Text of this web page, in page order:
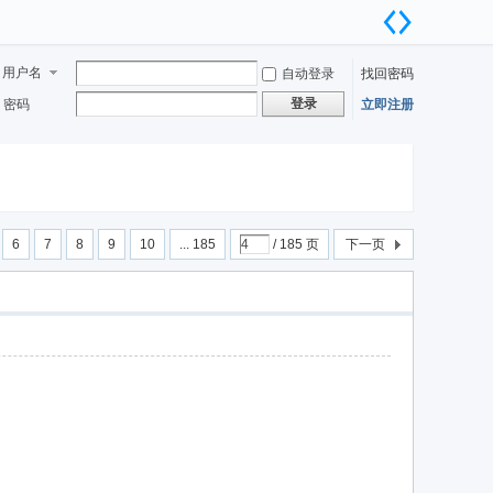
用户名 自动登录
找回密码
密码
登录 立即注册
6 7 8 9 10 ... 185 / 185 页 下一页